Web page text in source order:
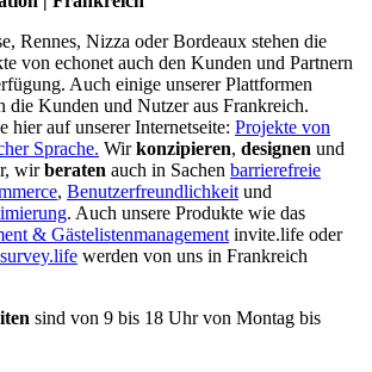
Rennes, Nizza oder Bordeaux stehen die
von echonet auch den Kunden und Partnern
Auch einige unserer Plattformen
die Kunden und Nutzer aus Frankreich.
hier auf unserer Internetseite: Projekte von
Sprache. Wirkonzipieren, designen und
wirberaten auch in Sachen barrierefreie
, Benutzerfreundlichkeit und
. Auch unsere Produkte wie das
& Gästelistenmanagement invite.life oder
werden von uns in Frankreich
sind von 9 bis 18 Uhr von Montag bis